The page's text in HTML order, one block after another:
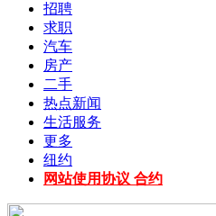
招聘
求职
汽车
房产
二手
热点新闻
生活服务
更多
纽约
网站使用协议 合约